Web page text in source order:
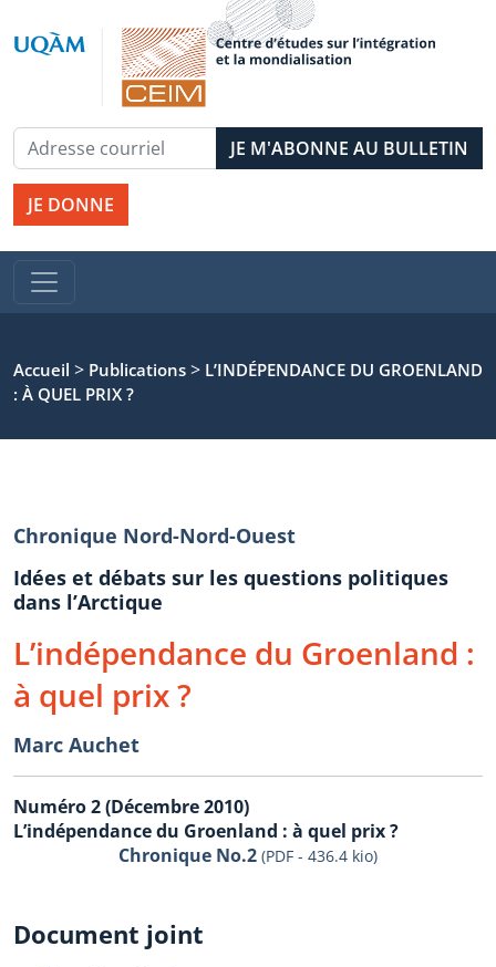
JE DONNE
Accueil > Publications > L’INDÉPENDANCE DU GROENLAND
: À QUEL PRIX ?
Chronique Nord-Nord-Ouest
Idées et débats sur les questions politiques
dans l’Arctique
L’indépendance du Groenland :
à quel prix ?
Marc Auchet
Numéro 2 (Décembre 2010)
L’indépendance du Groenland : à quel prix ?
Chronique No.2 (PDF - 436.4 kio)
Document joint